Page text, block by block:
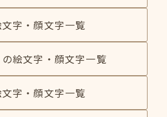
字・顔文字一覧
絵文字・顔文字一覧
字・顔文字一覧